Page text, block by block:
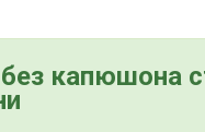
капюшона